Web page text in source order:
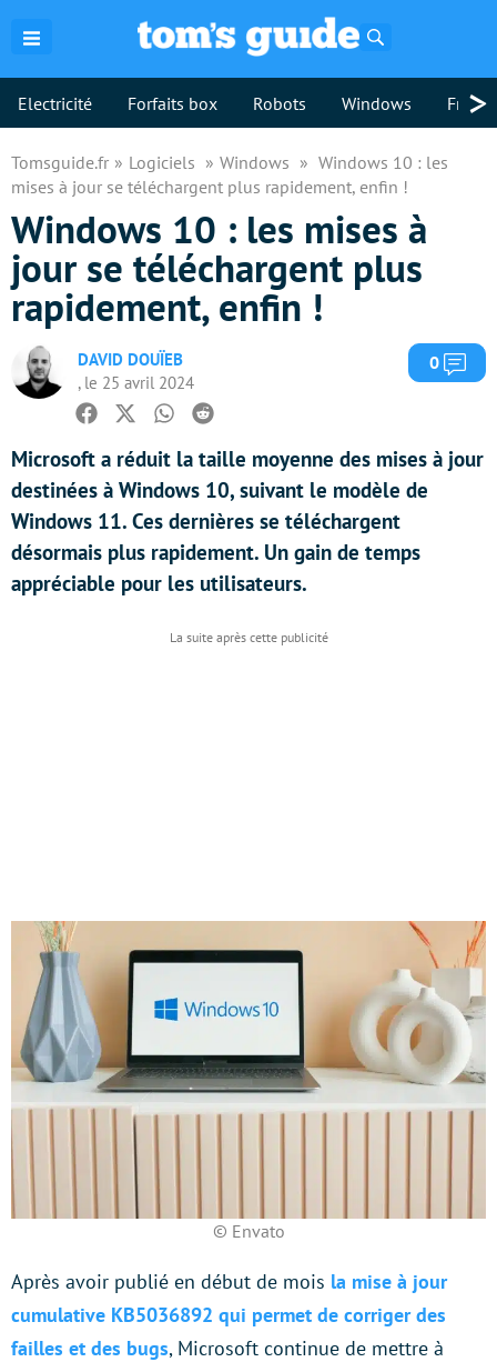
Electricité Forfaits box Robots Windows >
Tomsguide.fr Logiciels Windows
Windows 10 : les
mises à jour se téléchargent plus rapidement, enfin !
Windows 10 : les mises à
jour se téléchargent plus
rapidement, enfin !
DAVID DOUÏEB
, le 25 avril 2024
0
Facebook
TwitterWhatsapp
Reddit
Microsoft a réduit la taille moyenne des mises à jour
destinées à Windows 10, suivant le modèle de
Windows 11. Ces dernières se téléchargent
désormais plus rapidement. Un gain de temps
appréciable pour les utilisateurs.
© Envato
Après avoir publié en début de mois la mise à jour
cumulative KB5036892 qui permet de corriger des
failles et des bugs, Microsoft continue de mettre à